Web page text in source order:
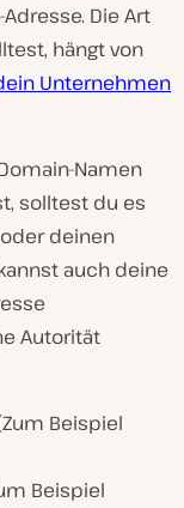
Die Art
hängt von
Unternehmen
Namen
solltest du es
deinen
auch deine
Autorität
Beispiel
Beispiel